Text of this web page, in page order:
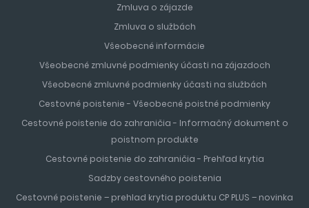
Zmluva o zájazde
Zmluva o službách
Všeobecné informácie
Všeobecné zmluvné podmienky účasti na zájazdoch
Všeobecné zmluvné podmienky účasti na službách
Cestovné poistenie - Všeobecné poistné podmienky
Cestovné poistenie do zahraničia - Informačný dokument o
poistnom produkte
Cestovné poistenie do zahraničia - Prehľad krytia
Sadzby cestovného poistenia
Cestovné poistenie – prehlad krytia produktu CP PLUS – novinka